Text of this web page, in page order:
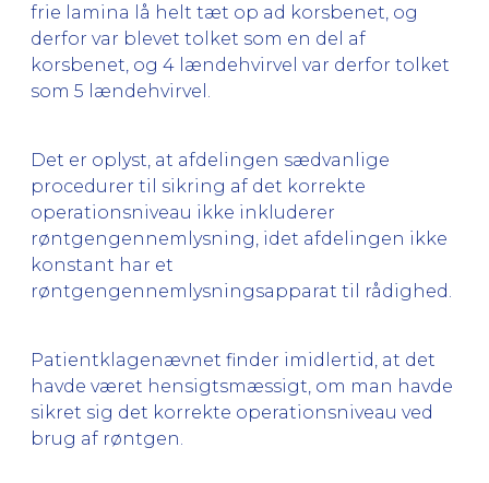
frie lamina lå helt tæt op ad korsbenet, og
derfor var blevet tolket som en del af
korsbenet, og 4 lændehvirvel var derfor tolket
som 5 lændehvirvel.
Det er oplyst, at afdelingen sædvanlige
procedurer til sikring af det korrekte
operationsniveau ikke inkluderer
røntgengennemlysning, idet afdelingen ikke
konstant har et
røntgengennemlysningsapparat til rådighed.
Patientklagenævnet finder imidlertid, at det
havde været hensigtsmæssigt, om man havde
sikret sig det korrekte operationsniveau ved
brug af røntgen.